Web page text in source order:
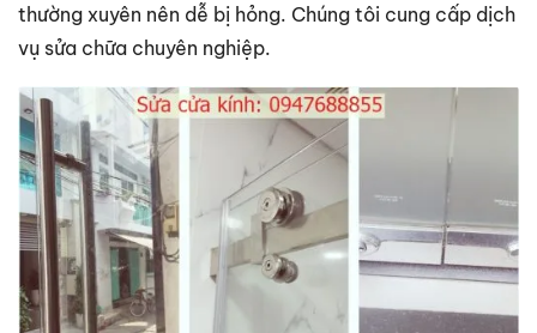
thường xuyên nên dễ bị hỏng. Chúng tôi cung cấp dịch
vụ sửa chữa chuyên nghiệp.